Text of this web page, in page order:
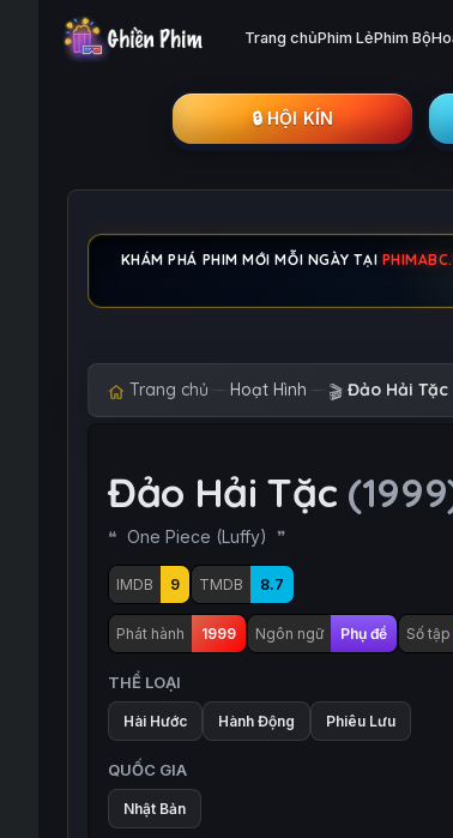
Trang chủPhim LẻPhim Bộ
🔒︎ HỘI KÍN
KHÁM PHÁ PHIM MỚI MỖI NGÀY TẠI
Trang chủ Hoạt Hình 🎬 Đảo Hải Tặc
Đảo Hải Tặc
One Piece (Luffy)
IMDB 9 TMDB 8.7
Phát hành 1999 Ngôn ngữ Phụ đề Số tập
THỂ LOẠI
Hài Hước Hành Động Phiêu Lưu
QUỐC GIA
Nhật Bản